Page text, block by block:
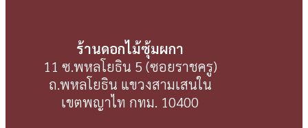
ร้านดอกไม้ซุ้มผกา
11 ซ.พหลโยธิน 5 (ซอยราชครู)
ถ.พหลโยธิน แขวงสามเสนใน
เขตพญาไท กทม. 10400